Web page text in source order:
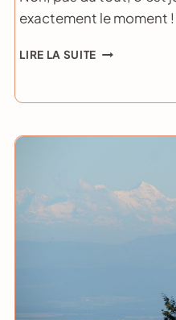
exactement le moment
LIRE LA SUITE
?